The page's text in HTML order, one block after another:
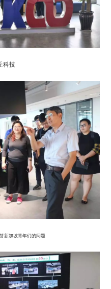
科技
新加坡青年们的问题